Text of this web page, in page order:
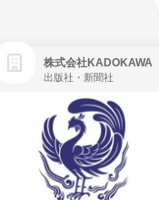
株式会社KADOKAWA
出版社・新聞社